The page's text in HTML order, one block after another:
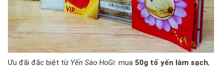
Ưu đãi đặc biệt từ Yến Sào HoGi: mua 50g tổ yến làm sạch,